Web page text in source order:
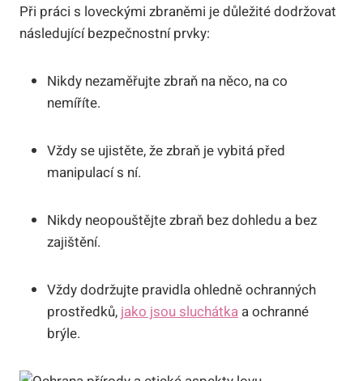
Při práci s loveckými zbraněmi je důležité dodržovat
následující bezpečnostní prvky:
Nikdy nezaměřujte zbraň na něco, na co
nemíříte.
Vždy se ujistěte, že zbraň je vybitá před
manipulací s ní.
Nikdy neopouštějte zbraň bez dohledu a bez
zajištění.
Vždy dodržujte pravidla ohledně ochranných
prostředků, jako jsou sluchátka a ochranné
brýle.